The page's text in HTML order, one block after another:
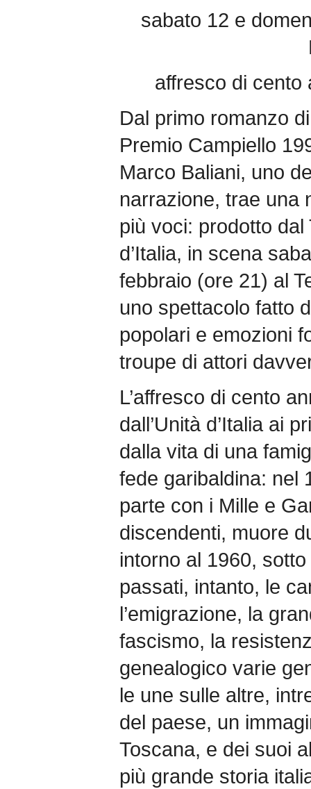
sabato 12 e
affresco di cento
Dal primo romanzo
Premio Campiello
Marco Baliani, uno
narrazione, trae una
più voci: prodotto
d’Italia, in scena
febbraio (ore 21) al
uno spettacolo fatto
popolari e emozioni
troupe di attori
L’affresco di cento
dall’Unità d’Italia ai
dalla vita di una
fede garibaldina: nel
parte con i Mille e
discendenti, muore
intorno al 1960,
passati, intanto, le
l’emigrazione, la
fascismo, la
genealogico varie
le une sulle altre,
del paese, un
Toscana, e dei suoi
più grande storia